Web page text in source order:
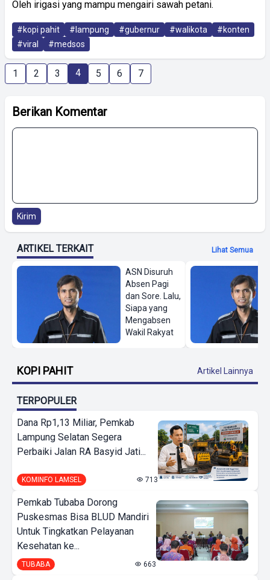
Oleh irigasi yang mampu mengairi sawah petani.
#kopi pahit #lampung #gubernur #walikota
#konten
#viral
#medsos
1 2 3 4 5 6 7
Berikan Komentar
Kirim
ARTIKEL TERKAIT Lihat Semua
ASN Disuruh
Absen Pagi
dan Sore. Lalu,
Siapa yang
Mengabsen
Wakil Rakyat
KOPI PAHIT Artikel Lainnya
TERPOPULER
Dana Rp1,13 Miliar, Pemkab
Lampung Selatan Segera
Perbaiki Jalan RA Basyid Jati...
KOMINFO LAMSEL 713
Pemkab Tubaba Dorong
Puskesmas Bisa BLUD Mandiri
Untuk Tingkatkan Pelayanan
Kesehatan ke...
TUBABA 663